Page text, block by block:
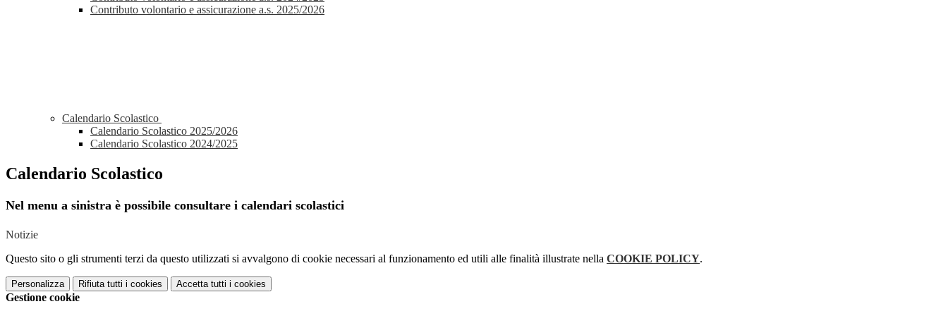
Contributo volontario e assicurazione a.s. 2025/2026
Calendario Scolastico
Calendario Scolastico 2025/2026
Calendario Scolastico 2024/2025
Calendario Scolastico
Nel menu a sinistra è possibile consultare i calendari scolastici
Notizie
Questo sito o gli strumenti terzi da questo utilizzati si avvalgono di cookie necessari al funzionamento ed utili alle finalità illustrate nella COOKIE POLICY.
Personalizza Rifiuta tutti i cookies Accetta tutti i cookies
Gestione cookie